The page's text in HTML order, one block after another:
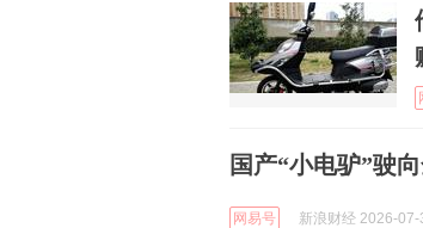
国产“小电驴”驶
网易号 新浪财经 2026-07-